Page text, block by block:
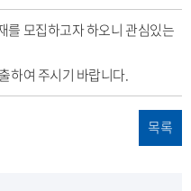
를 모집하고자 하오니 관심있는
하여 주시기 바랍니다.
목록